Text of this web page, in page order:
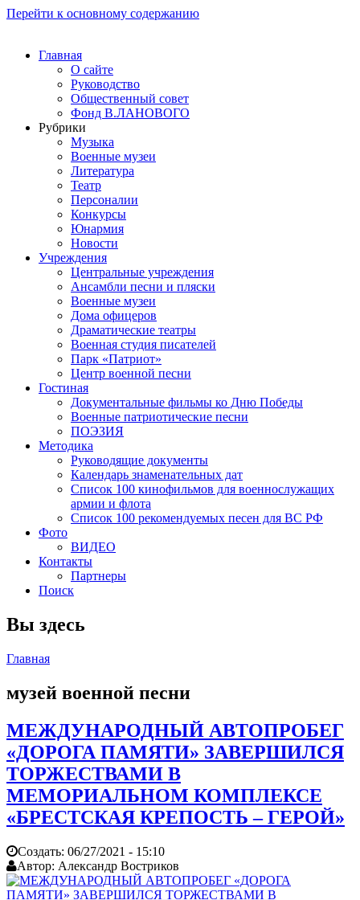
Перейти к основному содержанию
Главная
О сайте
Руководство
Общественный совет
Фонд В.ЛАНОВОГО
Рубрики
Музыка
Военные музеи
Литература
Театр
Персоналии
Конкурсы
Юнармия
Новости
Учреждения
Центральные учреждения
Ансамбли песни и пляски
Военные музеи
Дома офицеров
Драматические театры
Военная студия писателей
Парк «Патриот»
Центр военной песни
Гостиная
Документальные фильмы ко Дню Победы
Военные патриотические песни
ПОЭЗИЯ
Методика
Руководящие документы
Календарь знаменательных дат
Список 100 кинофильмов для военнослужащих
армии и флота
Список 100 рекомендуемых песен для ВС РФ
Фото
ВИДЕО
Контакты
Партнеры
Поиск
Вы здесь
Главная
музей военной песни
МЕЖДУНАРОДНЫЙ АВТОПРОБЕГ
«ДОРОГА ПАМЯТИ» ЗАВЕРШИЛСЯ
ТОРЖЕСТВАМИ В
МЕМОРИАЛЬНОМ КОМПЛЕКСЕ
«БРЕСТСКАЯ КРЕПОСТЬ – ГЕРОЙ»
Создать: 06/27/2021 - 15:10
Автор: Александр Востриков